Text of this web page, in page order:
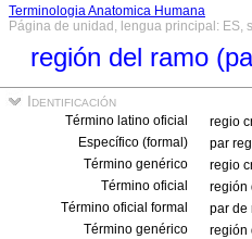
Terminologia Anatomica Humana
Página de unidad, lengua principal: ES,
región del ramo
Identificación
Término latino oficial
regio
Específico (formal)
par
Término genérico
regio
Término oficial
región
Término oficial formal
par de
Término genérico
región